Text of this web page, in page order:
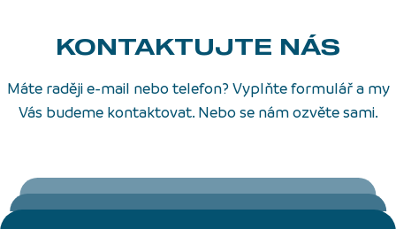
KONTAKTUJTE NÁS
Máte raději e-mail nebo telefon? Vyplňte formulář a my
Vás budeme kontaktovat. Nebo se nám ozvěte sami.